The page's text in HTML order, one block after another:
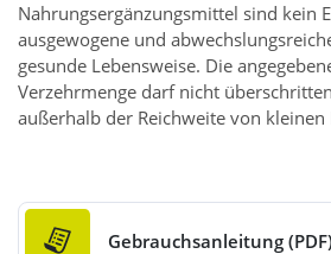
Nahrungsergänzungsmittel sind kein
ausgewogene und
gesunde Lebensweise. Die
Verzehrmenge darf nicht
außerhalb der Reichweite von kleinen
Gebrauchsanleitung